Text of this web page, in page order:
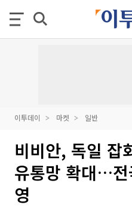
이투데이 마켓 일반
비비안, 독일 잡
유통망 확대…
영